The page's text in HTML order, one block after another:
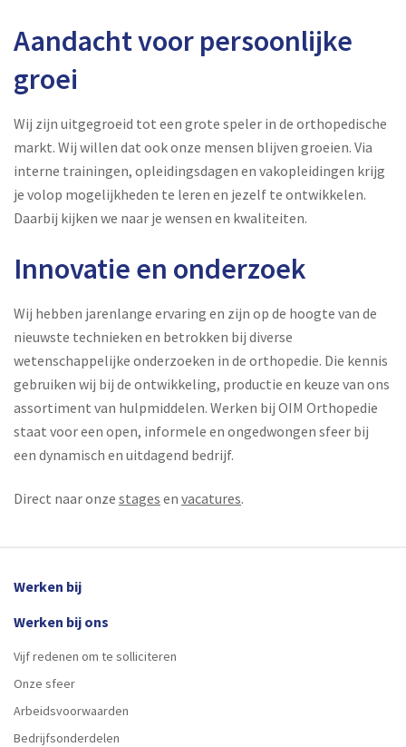
Aandacht voor persoonlijke
groei
Wij zijn uitgegroeid tot een grote speler in de orthopedische
markt. Wij willen dat ook onze mensen blijven groeien. Via
interne trainingen, opleidingsdagen en vakopleidingen krijg
je volop mogelijkheden te leren en jezelf te ontwikkelen.
Daarbij kijken we naar je wensen en kwaliteiten.
Innovatie en onderzoek
Wij hebben jarenlange ervaring en zijn op de hoogte van de
nieuwste technieken en betrokken bij diverse
wetenschappelijke onderzoeken in de orthopedie. Die kennis
gebruiken wij bij de ontwikkeling, productie en keuze van ons
assortiment van hulpmiddelen. Werken bij OIM Orthopedie
staat voor een open, informele en ongedwongen sfeer bij
een dynamisch en uitdagend bedrijf.
Direct naar onze stages en vacatures.
Werken bij
Werken bij ons
Vijf redenen om te solliciteren
Onze sfeer
Arbeidsvoorwaarden
Bedrijfsonderdelen